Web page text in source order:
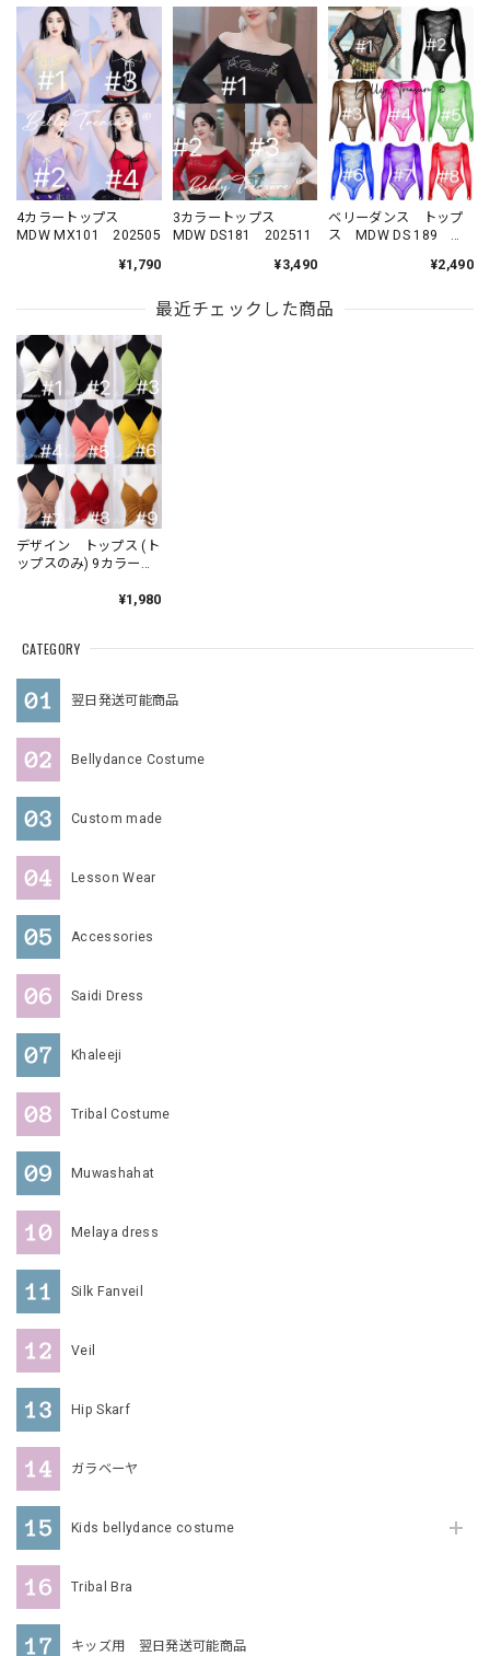
CATEGORY
翌日発送可能商品
Bellydance Costume
Custom made
Lesson Wear
Accessories
Saidi Dress
Khaleeji
Tribal Costume
Muwashahat
Melaya dress
Silk Fanveil
Veil
Hip Skarf
ガラベーヤ
Kids bellydance costume
Tribal Bra
キッズ用 翌日発送可能商品
4カラートップス
MDW MX101 202505
¥1,790
3カラートップス
MDW DS181 202511
¥3,490
ベリーダンス トップ
ス MDW DS 189
¥2,490
最近チェックした商品
デザイン トップス (ト
ップスのみ) 9カラー
¥1,980